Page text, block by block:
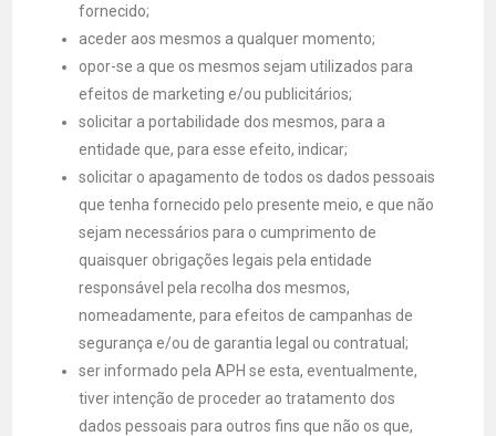
fornecido;
aceder aos mesmos a qualquer momento;
opor-se a que os mesmos sejam utilizados para
efeitos de marketing e/ou publicitários;
solicitar a portabilidade dos mesmos, para a
entidade que, para esse efeito, indicar;
solicitar o apagamento de todos os dados pessoais
que tenha fornecido pelo presente meio, e que não
sejam necessários para o cumprimento de
quaisquer obrigações legais pela entidade
responsável pela recolha dos mesmos,
nomeadamente, para efeitos de campanhas de
segurança e/ou de garantia legal ou contratual;
ser informado pela APH se esta, eventualmente,
tiver intenção de proceder ao tratamento dos
dados pessoais para outros fins que não os que,